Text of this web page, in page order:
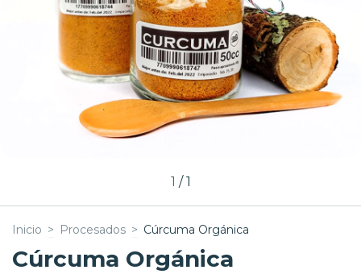
1 /1
Inicio > Procesados > Cúrcuma Orgánica
Cúrcuma Orgánica